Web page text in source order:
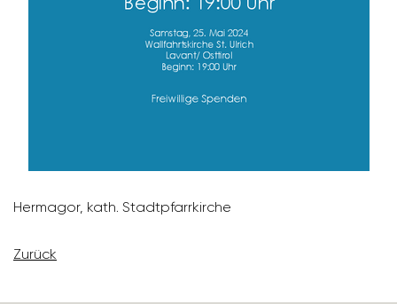
Hermagor, kath. Stadt­pfarr­kirche
Zurück